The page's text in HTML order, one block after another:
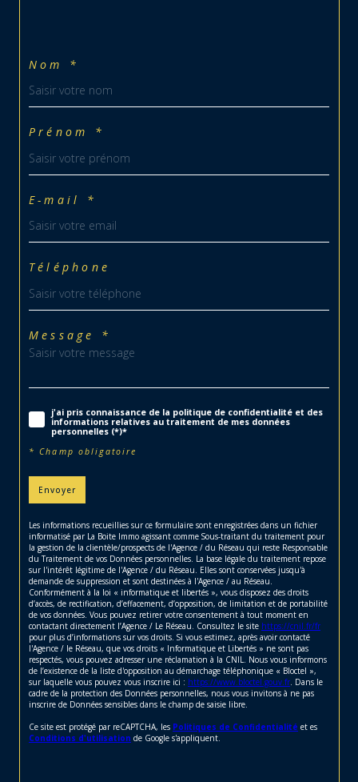
Nom *
Prénom *
E-mail *
Téléphone
Message *
j'ai pris connaissance de la politique de confidentialité et des
informations relatives au traitement de mes données
personnelles (*)*
* Champ obligatoire
Envoyer
Les informations recueillies sur ce formulaire sont enregistrées dans un fichier
informatisé par La Boite Immo agissant comme Sous-traitant du traitement pour
la gestion de la clientèle/prospects de l'Agence / du Réseau qui reste Responsable
du Traitement de vos Données personnelles. La base légale du traitement repose
sur l'intérêt légitime de l'Agence / du Réseau. Elles sont conservées jusqu'à
demande de suppression et sont destinées à l'Agence / au Réseau.
Conformément à la loi « informatique et libertés », vous disposez des droits
d’accès, de rectification, d’effacement, d’opposition, de limitation et de portabilité
de vos données. Vous pouvez retirer votre consentement à tout moment en
contactant directement l’Agence / Le Réseau. Consultez le site https://cnil.fr/fr
pour plus d’informations sur vos droits. Si vous estimez, après avoir contacté
l'Agence / le Réseau, que vos droits « Informatique et Libertés » ne sont pas
respectés, vous pouvez adresser une réclamation à la CNIL. Nous vous informons
de l’existence de la liste d'opposition au démarchage téléphonique « Bloctel »,
sur laquelle vous pouvez vous inscrire ici : https://www.bloctel.gouv.fr . Dans le
cadre de la protection des Données personnelles, nous vous invitons à ne pas
inscrire de Données sensibles dans le champ de saisie libre.
Ce site est protégé par reCAPTCHA, les Politiques de Confidentialité et es
Conditions d'utilisation de Google s'appliquent.